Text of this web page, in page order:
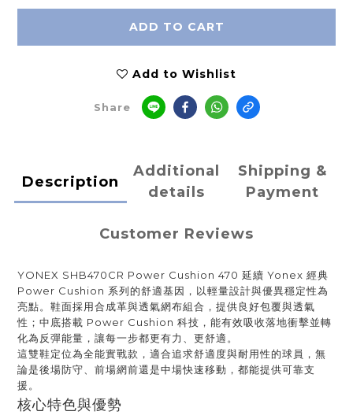
ADD TO CART
Add to Wishlist
Share
Description
Additional
details
Shipping &
Payment
Customer Reviews
YONEX SHB470CR Power Cushion 470 延續 Yonex 經典
Power Cushion 系列的舒適基因，以輕量設計與優異穩定性為
亮點。鞋面採用合成革與透氣網布組合，提供良好包覆與透氣
性；中底搭載 Power Cushion 科技，能有效吸收落地衝擊並轉
化為反彈能量，讓每一步都更有力、更舒適。
這雙鞋定位為全能實戰款，適合追求舒適度與耐用性的球員，無
論是後場防守、前場網前還是中場快速移動，都能提供可靠支
援。
核心特色與優勢